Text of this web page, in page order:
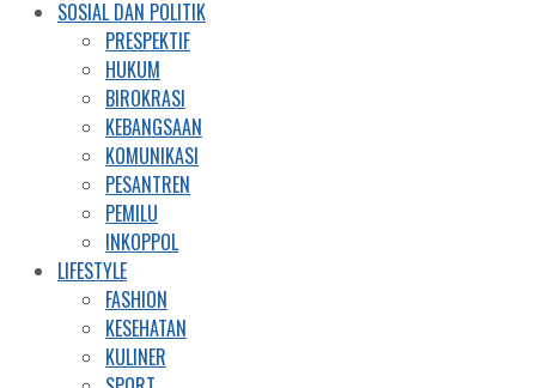
SOSIAL DAN POLITIK
PRESPEKTIF
HUKUM
BIROKRASI
KEBANGSAAN
KOMUNIKASI
PESANTREN
PEMILU
INKOPPOL
LIFESTYLE
FASHION
KESEHATAN
KULINER